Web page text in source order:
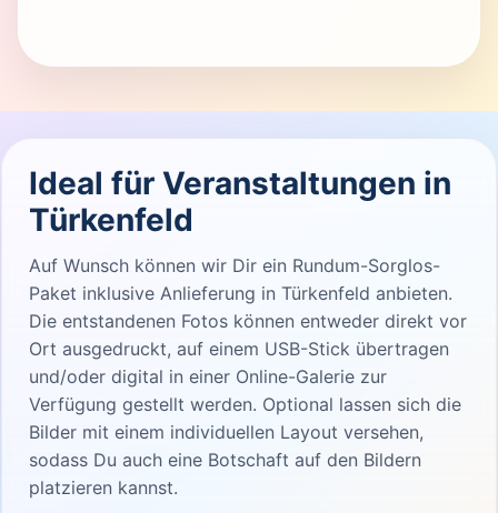
Ideal für Veranstaltungen in
Türkenfeld
Auf Wunsch können wir Dir ein Rundum-Sorglos-
Paket inklusive Anlieferung in Türkenfeld anbieten.
Die entstandenen Fotos können entweder direkt vor
Ort ausgedruckt, auf einem USB-Stick übertragen
und/oder digital in einer Online-Galerie zur
Verfügung gestellt werden. Optional lassen sich die
Bilder mit einem individuellen Layout versehen,
sodass Du auch eine Botschaft auf den Bildern
platzieren kannst.